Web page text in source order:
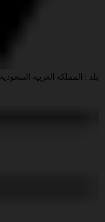
بلد : المملكة العربية السعودية